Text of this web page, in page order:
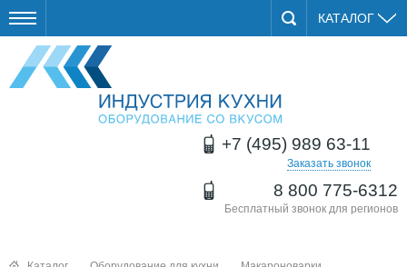
КАТАЛОГ
+7 (495) 989 63-11
Заказать звонок
8 800 775-6312
Бесплатный звонок для регионов